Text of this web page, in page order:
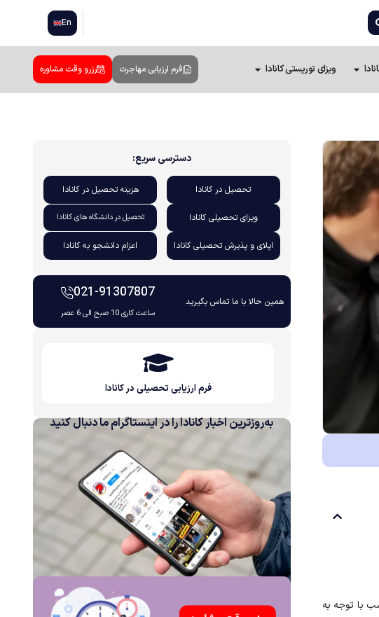
En
ویزای توریستی کانادا فرم ارزیابی مهاجرت رزرو وقت مشاوره
با توجه به
دسترسی سریع:
تحصیل در کانادا هزینه تحصیل در کانادا
ویزای تحصیلی کانادا تحصیل در دانشگاه های کانادا
اپلای و پذیرش تحصیلی کانادا اعزام دانشجو به کانادا
همین حالا با ما تماس بگیرید 021-91307807
ساعت کاری 10 صبح الی 6 عصر
فرم ارزیابی تحصیلی در کانادا
به‌روزترین اخبار کانادا را در اینستاگرام ما دنبال کنید